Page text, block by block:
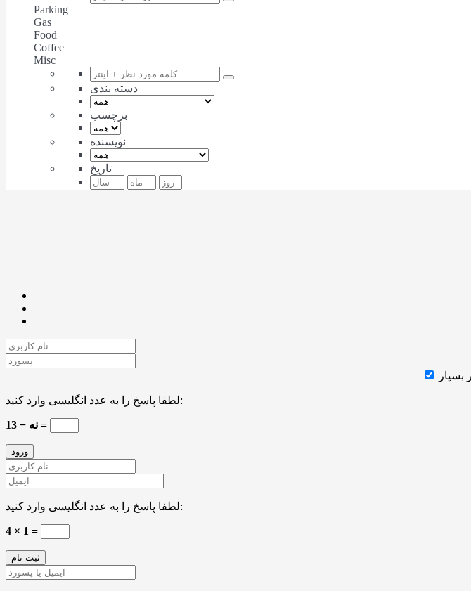
Parking
Gas
Food
Coffee
Misc
دسته بندی
برچسب
نویسنده
تاریخ
بسپار
لطفا پاسخ را به عدد انگلیسی وارد کنید:
13 − نه =
لطفا پاسخ را به عدد انگلیسی وارد کنید:
4 × 1 =